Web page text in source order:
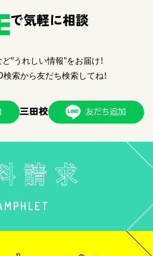
で気軽に相談
"うれしい情報"をお届け！
索から友だち検索してね！
三田校